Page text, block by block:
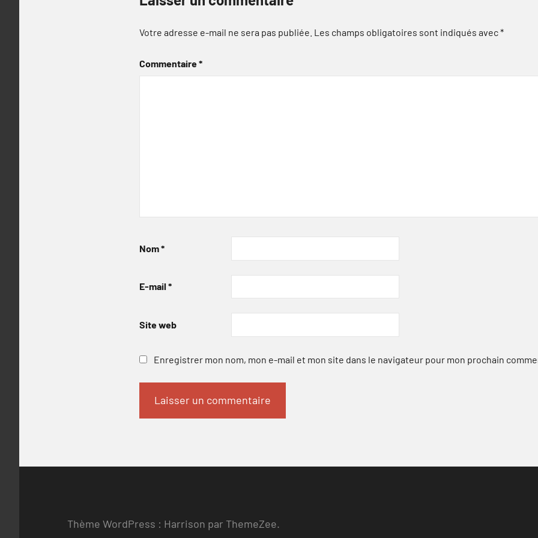
Votre adresse e-mail ne sera pas publiée. Les champs obligatoires sont indiqués avec*
Commentaire*
Nom*
E-mail *
Site web
Enregistrer mon nom, mon e-mail et mon site dans le navigateur pour mon prochain
Thème WordPress : Harrison par ThemeZee.